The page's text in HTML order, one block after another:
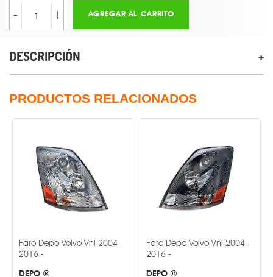
- + AGREGAR AL CARRITO
DESCRIPCIÓN
PRODUCTOS RELACIONADOS
Depo Volvo Vnl 2004-
Faro Depo Volvo Vnl 2004-
Faro